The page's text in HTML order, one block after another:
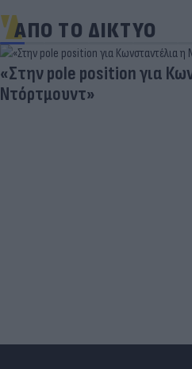
ΑΠΟ ΤΟ ΔΙΚΤΥΟ